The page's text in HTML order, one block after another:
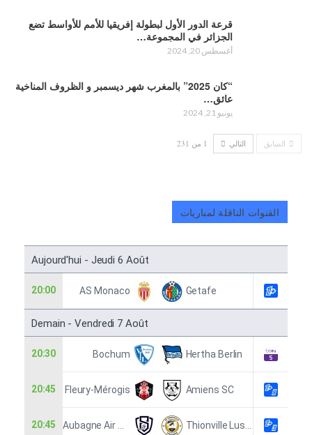
قرعة الدور الأول لبطولة إفريقيا للأمم للأواسط تضع
الجزائر في المجموعة…
أغسطس 20, 2024
“كان 2025” بالمغرب شهر ديسمبر و الظروف المناخية
عائق…
يونيو 21, 2024
السابق التالي 1 من 231
القنوات الناقلة لمباريات